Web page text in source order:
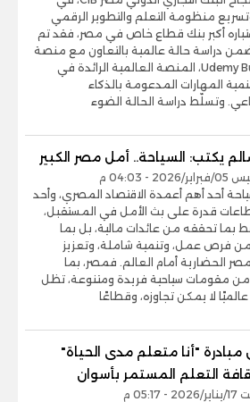
منظومة التعلم والتطوير الرقمي
أكبر بنك قطاع خاص في مصر، فقد تم
ضمن دراسة حالة عالمية بالتعاون مع منصة
Udemy Business، المنصة العالمية الرائدة في
المهارات المدعومة بالذكاء
وتسلّط دراسة الحالة الضوء
يكتب: السياحة.. أمل مصر الكبير
- 04:03 م
أحد أهم أعمدة الاقتصاد المصري، وأحد
قدرة على بث الأمل في المستقبل،
بما تحققه من عائدات مالية، بل بما
فرص عمل، وتنمية شاملة، وتعزيز
الحضارية أمام العالم. فمصر، بما
من مقومات سياحية فريدة ومتنوعة، تظل
لا يمكن تجاوزه، وقطاعًا
مبادرة "أنا متعلم مدى الحياة"
التعلم المستمر بأسوان
م